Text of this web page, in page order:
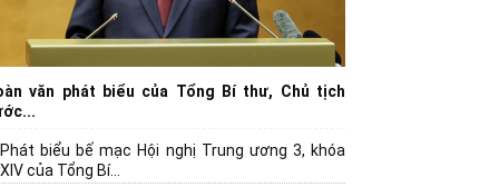
văn phát biểu của Tổng Bí thư, Chủ tịch
Phát biểu bế mạc Hội nghị Trung ương 3, khóa
XIV của Tổng Bí...